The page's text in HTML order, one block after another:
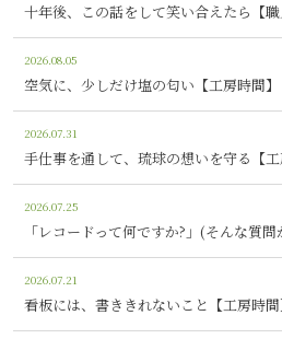
十年後、この話をして笑い合えたら【職
2026.08.05
空気に、少しだけ塩の匂い【工房時間】
2026.07.31
手仕事を通して、琉球の想いを守る【工
2026.07.25
「レコードって何ですか?」(そんな質
2026.07.21
看板には、書ききれないこと【工房時間